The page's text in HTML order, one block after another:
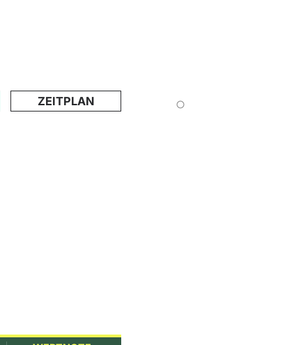
ZEITPLAN